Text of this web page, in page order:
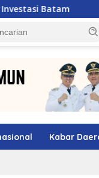
Pulihkan
Kabar